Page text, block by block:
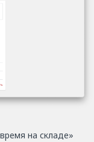
на складе»